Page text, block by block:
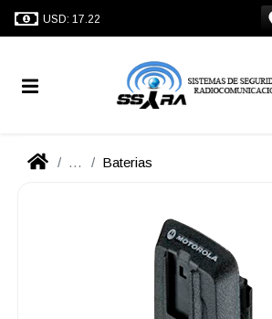
USD: 17.22
... Baterias